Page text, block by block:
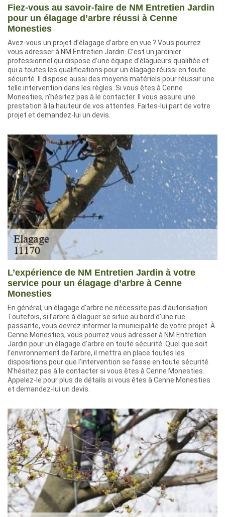
Fiez-vous au savoir-faire de NM Entretien Jardin
pour un élagage d’arbre réussi à Cenne
Monesties
Avez-vous un projet d’élagage d’arbre en vue ? Vous pourrez
vous adresser à NM Entretien Jardin. C’est un jardinier
professionnel qui dispose d’une équipe d’élagueurs qualifiée et
qui a toutes les qualifications pour un élagage réussi en toute
sécurité. Il dispose aussi des moyens matériels pour réussir une
telle intervention dans les règles. Si vous êtes à Cenne
Monesties, n’hésitez pas à le contacter. Il vous assure une
prestation à la hauteur de vos attentes. Faites-lui part de votre
projet et demandez-lui un devis.
L’expérience de NM Entretien Jardin à votre
service pour un élagage d’arbre à Cenne
Monesties
En général, un élagage d’arbre ne nécessite pas d’autorisation.
Toutefois, si l’arbre à élaguer se situe au bord d’une rue
passante, vous devrez informer la municipalité de votre projet. À
Cenne Monesties, vous pourrez vous adresser à NM Entretien
Jardin pour un élagage d’arbre en toute sécurité. Quel que soit
l’environnement de l’arbre, il mettra en place toutes les
dispositions pour que l’intervention se fasse en toute sécurité.
N’hésitez pas à le contacter si vous êtes à Cenne Monesties.
Appelez-le pour plus de détails si vous êtes à Cenne Monesties
et demandez-lui un devis.